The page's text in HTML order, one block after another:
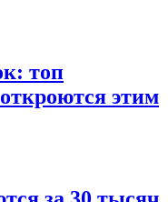
топ
этим